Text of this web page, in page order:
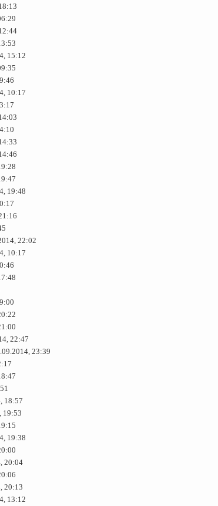
15:12
10:17
19:48
22:02
10:17
22:47
23:39
18:57
19:53
19:38
20:04
20:13
13:12